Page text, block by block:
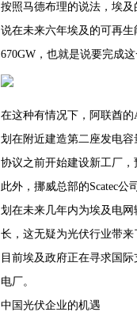
按照马德布理的说法，埃
说在未来六年埃及的可再
670GW，也就是说要完成
在这种有情况下，阿联酋
划在附近建造第二座发电
协议之前开始建设新工厂，
此外，挪威总部的Scatec公
划在未来几年内为埃及电
长，这无疑为光伏行业带来
目前埃及政府正在寻求国
电厂。
中国光伏企业的机遇